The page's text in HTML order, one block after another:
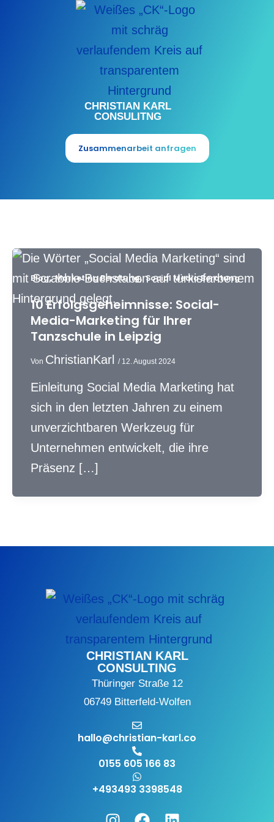
CHRISTIAN KARL
CONSULITNG
Zusammenarbeit anfragen
Blog,Marketing Beratung,Social Media Beratung
10 Erfolgsgeheimnisse: Social-
Media-Marketing für Ihrer
Tanzschule in Leipzig
Von ChristianKarl / 12. August 2024
Einleitung Social Media Marketing hat
sich in den letzten Jahren zu einem
unverzichtbaren Werkzeug für
Unternehmen entwickelt, die ihre
Präsenz […]
CHRISTIAN KARL
CONSULTING
Thüringer Straße 12
06749 Bitterfeld-Wolfen
hallo@christian-karl.co
0155 605 166 83
+493493 3398548